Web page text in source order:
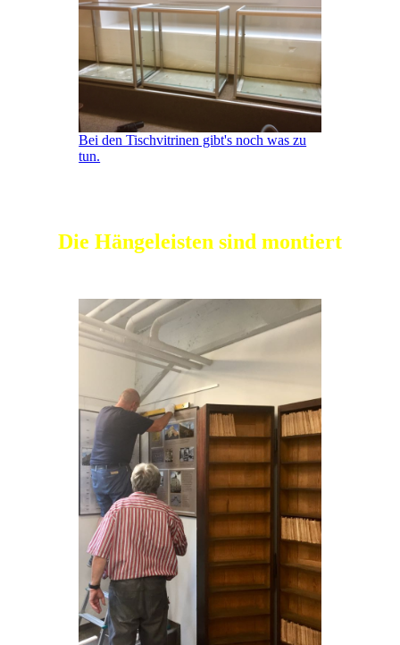
Bei den Tischvitrinen gibt's noch was zu
tun.
Die Hängeleisten sind montiert